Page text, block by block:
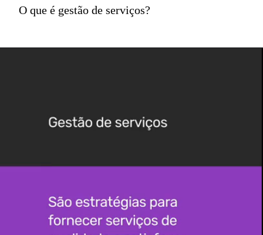
O que é gestão de serviços?